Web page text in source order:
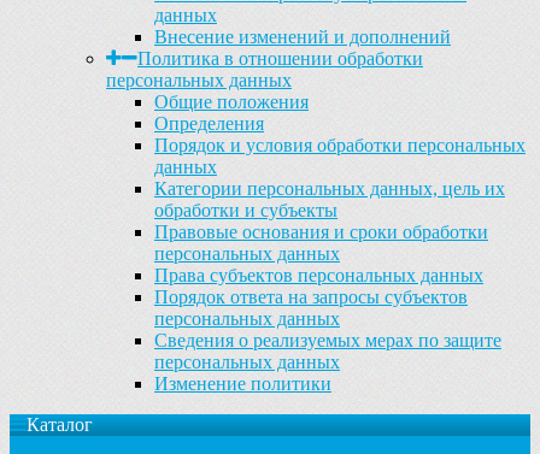
данных
Внесение изменений и дополнений
Политика в отношении обработки
персональных данных
Общие положения
Определения
Порядок и условия обработки персональных
данных
Категории персональных данных, цель их
обработки и субъекты
Правовые основания и сроки обработки
персональных данных
Права субъектов персональных данных
Порядок ответа на запросы субъектов
персональных данных
Сведения о реализуемых мерах по защите
персональных данных
Изменение политики
Каталог